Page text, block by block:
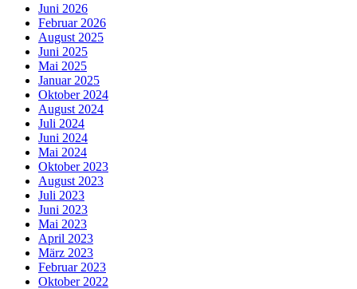
Juni 2026
Februar 2026
August 2025
Juni 2025
Mai 2025
Januar 2025
Oktober 2024
August 2024
Juli 2024
Juni 2024
Mai 2024
Oktober 2023
August 2023
Juli 2023
Juni 2023
Mai 2023
April 2023
März 2023
Februar 2023
Oktober 2022